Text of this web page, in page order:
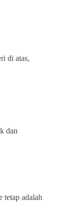
di atas,
dan
tetap adalah